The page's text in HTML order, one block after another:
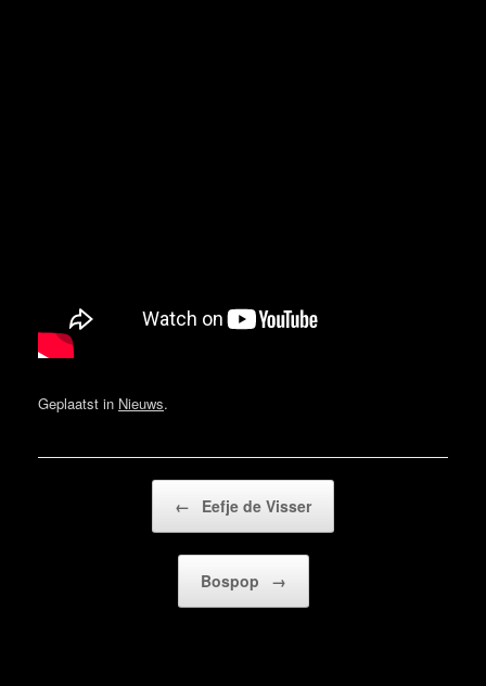
Geplaatst in Nieuws.
← Eefje de Visser
Bospop →